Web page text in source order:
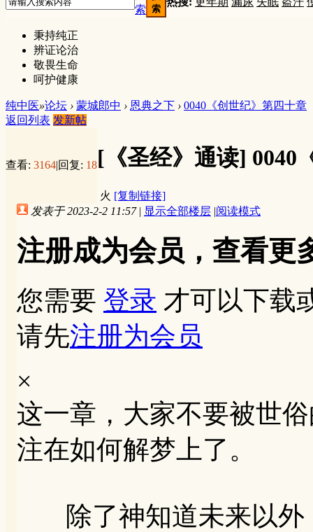
索 索
秉持纯正
辨证论治
敬畏生命
呵护健康
纯中医»论坛 › 蒙城郎中 › 恩典之下 › 0040《创世纪》第四十章
返回列表 发新帖
查看: 3164|回复: 18[《圣经》通读] 0040
火 [复制链接]
发表于 2023-2-2 11:57 | 显示全部楼层 |阅读模式
注册成为会员，查看更
您需要 登录 才可以下载
请先注册为会员
×
这一章，大家不要被世
注在如何解梦上了。
除了神知道未来以外